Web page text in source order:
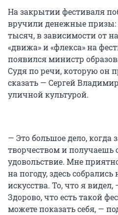
На закрытии фестиваля
вручили денежные призы:
тысяч, в зависимости от
«движа» и «флекса» на
появился министр
Судя по речи, которую он
сказать — Сергей
уличной культурой.
— Это большое дело, когда
творчеством и получаешь
удовольствие. Мне
на погоду, здесь
искусства. То, что я
Здорово, что есть такой
можете показать себя, —